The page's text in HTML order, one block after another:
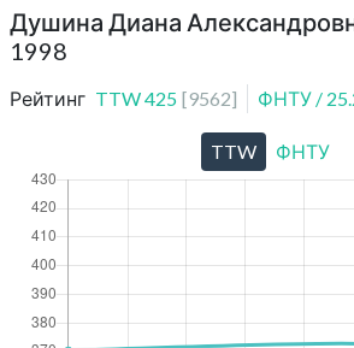
Душина Диана
1998
Рейтинг TTW425 [9562] ФНТУ /
TTW ФНТУ